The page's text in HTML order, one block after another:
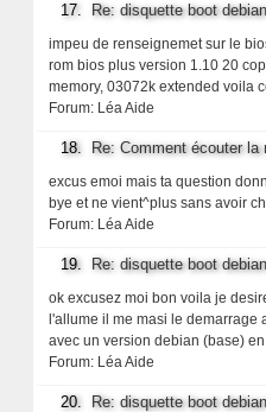
17. Re: disquette boot debian
impeu de renseignemet sur le
rom bios plus version 1.10 20
memory, 03072k extended voila
Forum: Léa Aide
18. Re: Comment écouter la
excus emoi mais ta question
bye et ne vient^plus sans avoir
Forum: Léa Aide
19. Re: disquette boot debian
ok excusez moi bon voila je
l'allume il me masi le
avec un version debian (base)
Forum: Léa Aide
20. Re: disquette boot debian